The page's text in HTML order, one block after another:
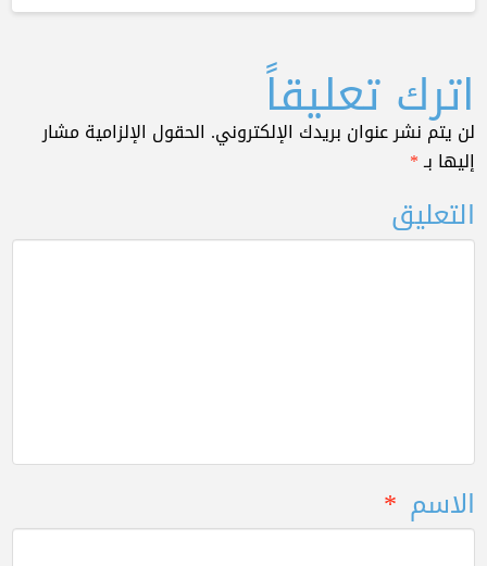
اترك تعليقاً
لن يتم نشر عنوان بريدك الإلكتروني. الحقول الإلزامية مشار
إليها بـ*
التعليق
الاسم *